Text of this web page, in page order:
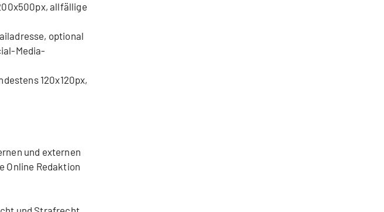
allfällige
optional
Media-
120x120px,
und externen
Online Redaktion